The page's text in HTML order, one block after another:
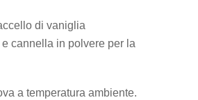
di vaniglia
cannella in polvere per la
a temperatura ambiente.